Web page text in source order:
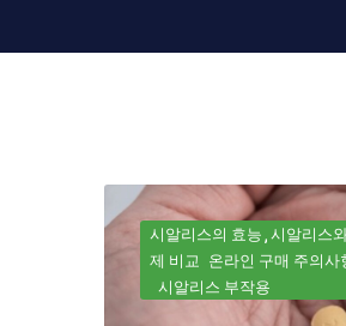
시알리스의 효능 시알리스
제 비교 온라인 구매 주의사
시알리스 부작용